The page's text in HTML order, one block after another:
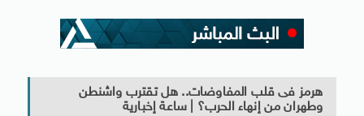
هرمز فى قلب المفاوضات.. هل تقترب واشنطن
وطهران من إنهاء الحرب؟ | ساعة إخبارية